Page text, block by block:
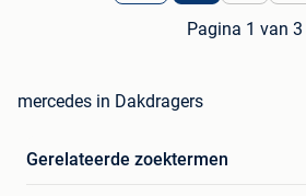
Pagina 1 van 3
mercedes in Dakdragers
Gerelateerde zoektermen